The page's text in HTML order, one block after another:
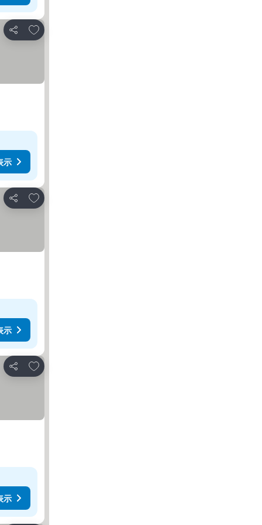
シェア
お気に入りに追加
示
シェア
お気に入りに追加
示
シェア
お気に入りに追加
示